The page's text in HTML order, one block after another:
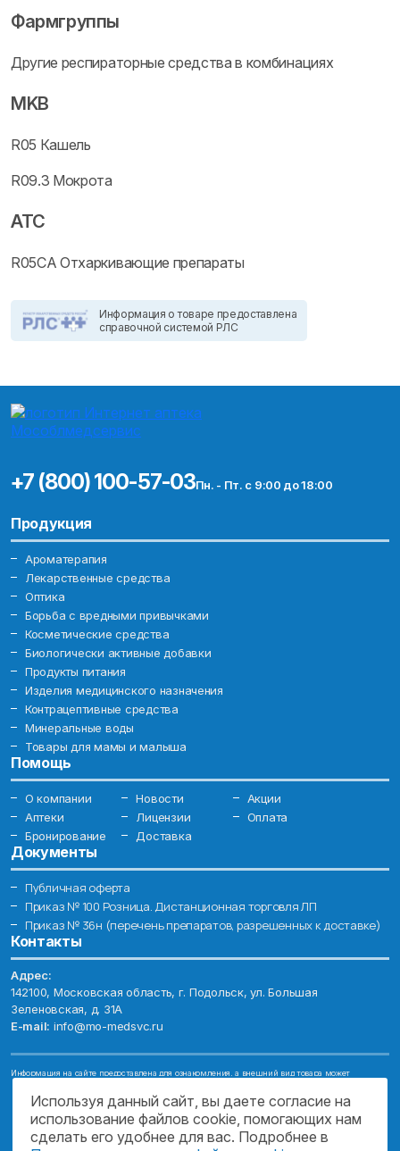
Фармгруппы
Другие респираторные средства в комбинациях
MKB
R05 Кашель
R09.3 Мокрота
ATC
R05CA Отхаркивающие препараты
Информация о товаре предоставлена
справочной системой РЛС
+7 (800) 100-57-03Пн. - Пт. с 9:00 до 18:00
Продукция
Ароматерапия
Лекарственные средства
Оптика
Борьба с вредными привычками
Косметические средства
Биологически активные добавки
Продукты питания
Изделия медицинского назначения
Контрацептивные средства
Минеральные воды
Товары для мамы и малыша
Помощь
О компании Новости
Акции
Аптеки
Лицензии
Оплата
Бронирование
Доставка
Документы
Публичная оферта
Приказ № 100 Розница. Дистанционная торговля ЛП
Приказ № 36н (перечень препаратов, разрешенных к доставке)
Контакты
Адрес:
142100, Московская область, г. Подольск, ул. Большая
Зеленовская, д. 31А
E-mail: info@mo-medsvc.ru
Информация на сайте предоставлена для ознакомления, а внешний вид товара может
Имеются противопоказания, проконсультируйтесь со специалистом!
© 2026. ГОСУДАРСТВЕННОЕ БЮДЖЕТНОЕ УЧРЕЖДЕНИЕ МОСКОВСКОЙ
ОБЛАСТИ "МОСОБЛМЕДСЕРВИС"
Используя данный сайт, вы даете согласие на
использование файлов cookie, помогающих нам
сделать его удобнее для вас. Подробнее в